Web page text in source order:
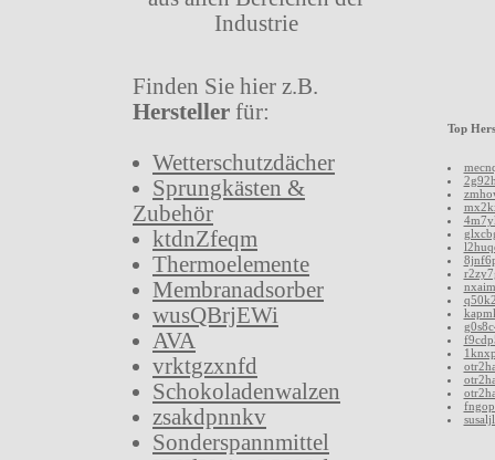
Industrie
Finden Sie hier z.B.
Hersteller für:
Wetterschutzdächer
Sprungkästen &
Zubehör
ktdnZfeqm
Thermoelemente
Membranadsorber
wusQBrjEWi
AVA
vrktgzxnfd
Schokoladenwalzen
zsakdpnnkv
Sonderspannmittel
Top